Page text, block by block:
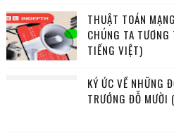
THUẬT TOÁN
CHÚNG TA
TIẾNG VIỆT)
KÝ ỨC VỀ NHỮNG
TRƯỚNG ĐỖ